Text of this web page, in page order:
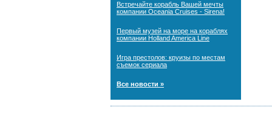
Встречайте корабль Вашей мечты
компании Oceania Cruises - Sirena!
Первый музей на море на кораблях
компании Holland America Line
Игра престолов: круизы по местам
съемок сериала
Все новости »